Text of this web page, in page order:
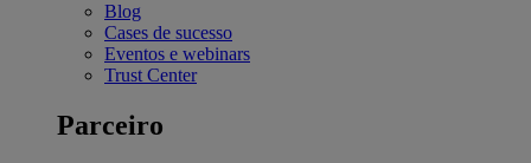
Blog
Cases de sucesso
Eventos e webinars
Trust Center
Parceiro